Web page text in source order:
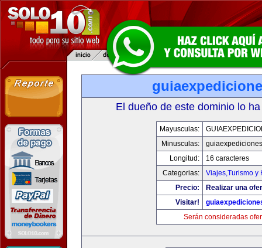
El dueño de este dominio lo
Mayusculas:
Minusculas:
Longitud:
16 caracteres
Categorias:
Viajes,Turismo y
Precio:
Realizar una
Visitar!
Serán consideradas